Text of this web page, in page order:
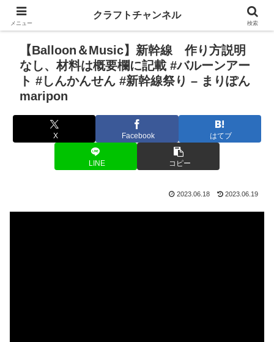
【Balloon＆Music】新幹線 作り方説明
なし、材料は概要欄に記載 #バルーンアー
ト #しんかんせん #新幹線祭り – まりぽん
maripon
X Facebook はてブ
LINE コピー
2023.06.18 2023.06.19
メニュー
クラフトチャンネル
検索